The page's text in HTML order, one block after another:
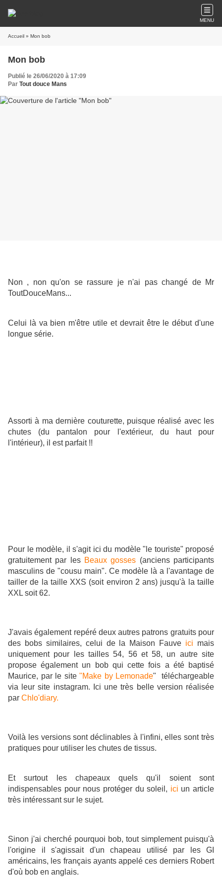
MENU
Accueil » Mon bob
Mon bob
Publié le 26/06/2020 à 17:09
Par Tout douce Mans
Non , non qu'on se rassure je n'ai pas changé de Mr
ToutDouceMans...
Celui là va bien m'être utile et devrait être le début d'une
longue série.
Assorti à ma dernière couturette, puisque réalisé avec les
chutes (du pantalon pour l'extérieur, du haut pour
l'intérieur), il est parfait !!
Pour le modèle, il s'agit ici du modèle "le touriste" proposé
gratuitement par les Beaux gosses (anciens participants
masculins de "cousu main". Ce modèle là a l'avantage de
tailler de la taille XXS (soit environ 2 ans) jusqu'à la taille
XXL soit 62.
J'avais également repéré deux autres patrons gratuits pour
des bobs similaires, celui de la Maison Fauve ici mais
uniquement pour les tailles 54, 56 et 58, un autre site
propose également un bob qui cette fois a été baptisé
Maurice, par le site "Make by Lemonade" téléchargeable
via leur site instagram. Ici une très belle version réalisée
par Chlo'diary.
Voilà les versions sont déclinables à l'infini, elles sont très
pratiques pour utiliser les chutes de tissus.
Et surtout les chapeaux quels qu'il soient sont
indispensables pour nous protéger du soleil, ici un article
très intéressant sur le sujet.
Sinon j'ai cherché pourquoi bob, tout simplement puisqu'à
l'origine il s'agissait d'un chapeau utilisé par les GI
américains, les français ayants appelé ces derniers Robert
d'où bob en anglais.